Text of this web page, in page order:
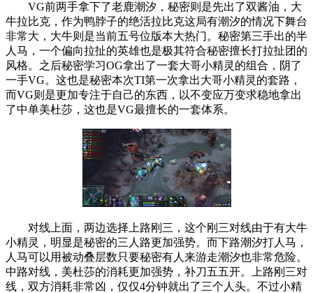
VG前两手拿下了老鹿潮汐，秘密则是先出了双酱油，大
牛拉比克，作为鸭脖子的绝活拉比克这局有潮汐的情况下舞台
非常大，大牛则是当前五号位版本大热门。秘密第三手出的半
人马，一个偏向拉扯的英雄也是极其符合秘密擅长打拉扯团的
风格。之后秘密学习OG拿出了一套大哥小精灵的组合，阴了
一手VG。这也是秘密本次TI第一次拿出大哥小精灵的套路，
而VG则是更加专注于自己的东西，以不变应万变求稳地拿出
了中单美杜莎，这也是VG最擅长的一套体系。
对线上面，两边选择上路刚三，这个刚三对线由于有大牛
小精灵，明显是秘密的三人路更加强势。而下路潮汐打人马，
人马可以用被动叠层数只要秘密有人来游走潮汐也非常危险。
中路对线，美杜莎的消耗更加强势，补刀五五开。上路刚三对
线，双方消耗非常凶，仅仅4分钟就出了三个人头。不过小精